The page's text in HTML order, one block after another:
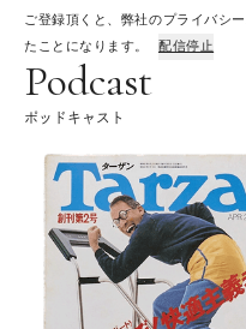
ご登録頂くと、弊社のプライバシ
たことになります。
配信停止
Podcast
ポッドキャスト